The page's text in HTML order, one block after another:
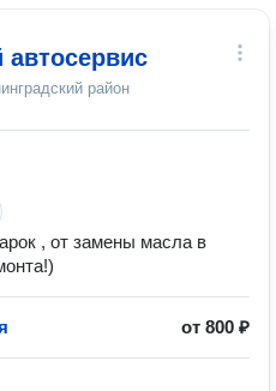
район
, от замены масла в
от 800 ₽